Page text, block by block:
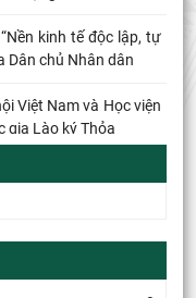
kinh tế độc lập, tự
Dân chủ Nhân dân
Việt Nam và Học viện
gia Lào ký Thỏa
sát tại Chi bộ Viện
chặt kỷ cương
công bằng phân phối
trong nền kinh tế thị